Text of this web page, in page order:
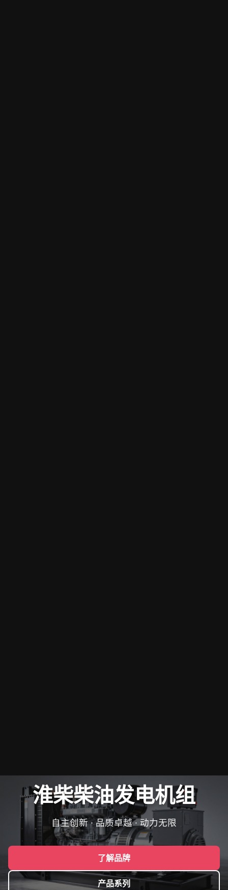
淮柴柴油发电机组
自主创新 · 品质卓越 · 动力无限
了解品牌
产品系列